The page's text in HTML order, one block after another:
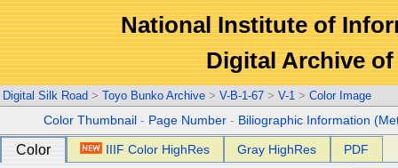
National Institute of
Digital Archive
Digital Silk Road > Toyo Bunko Archive > V-B-1-67 > V-1 > Color Image
Color Thumbnail - Page Number - Biliographic Information
Color IIIF Color HighRes Gray HighRes PDF